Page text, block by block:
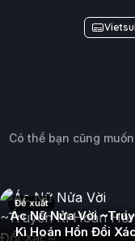
Có thể bạn cũng
Đề xuất
Ác Nữ Nửa Vời
Kì Hoán Hồn Đổi